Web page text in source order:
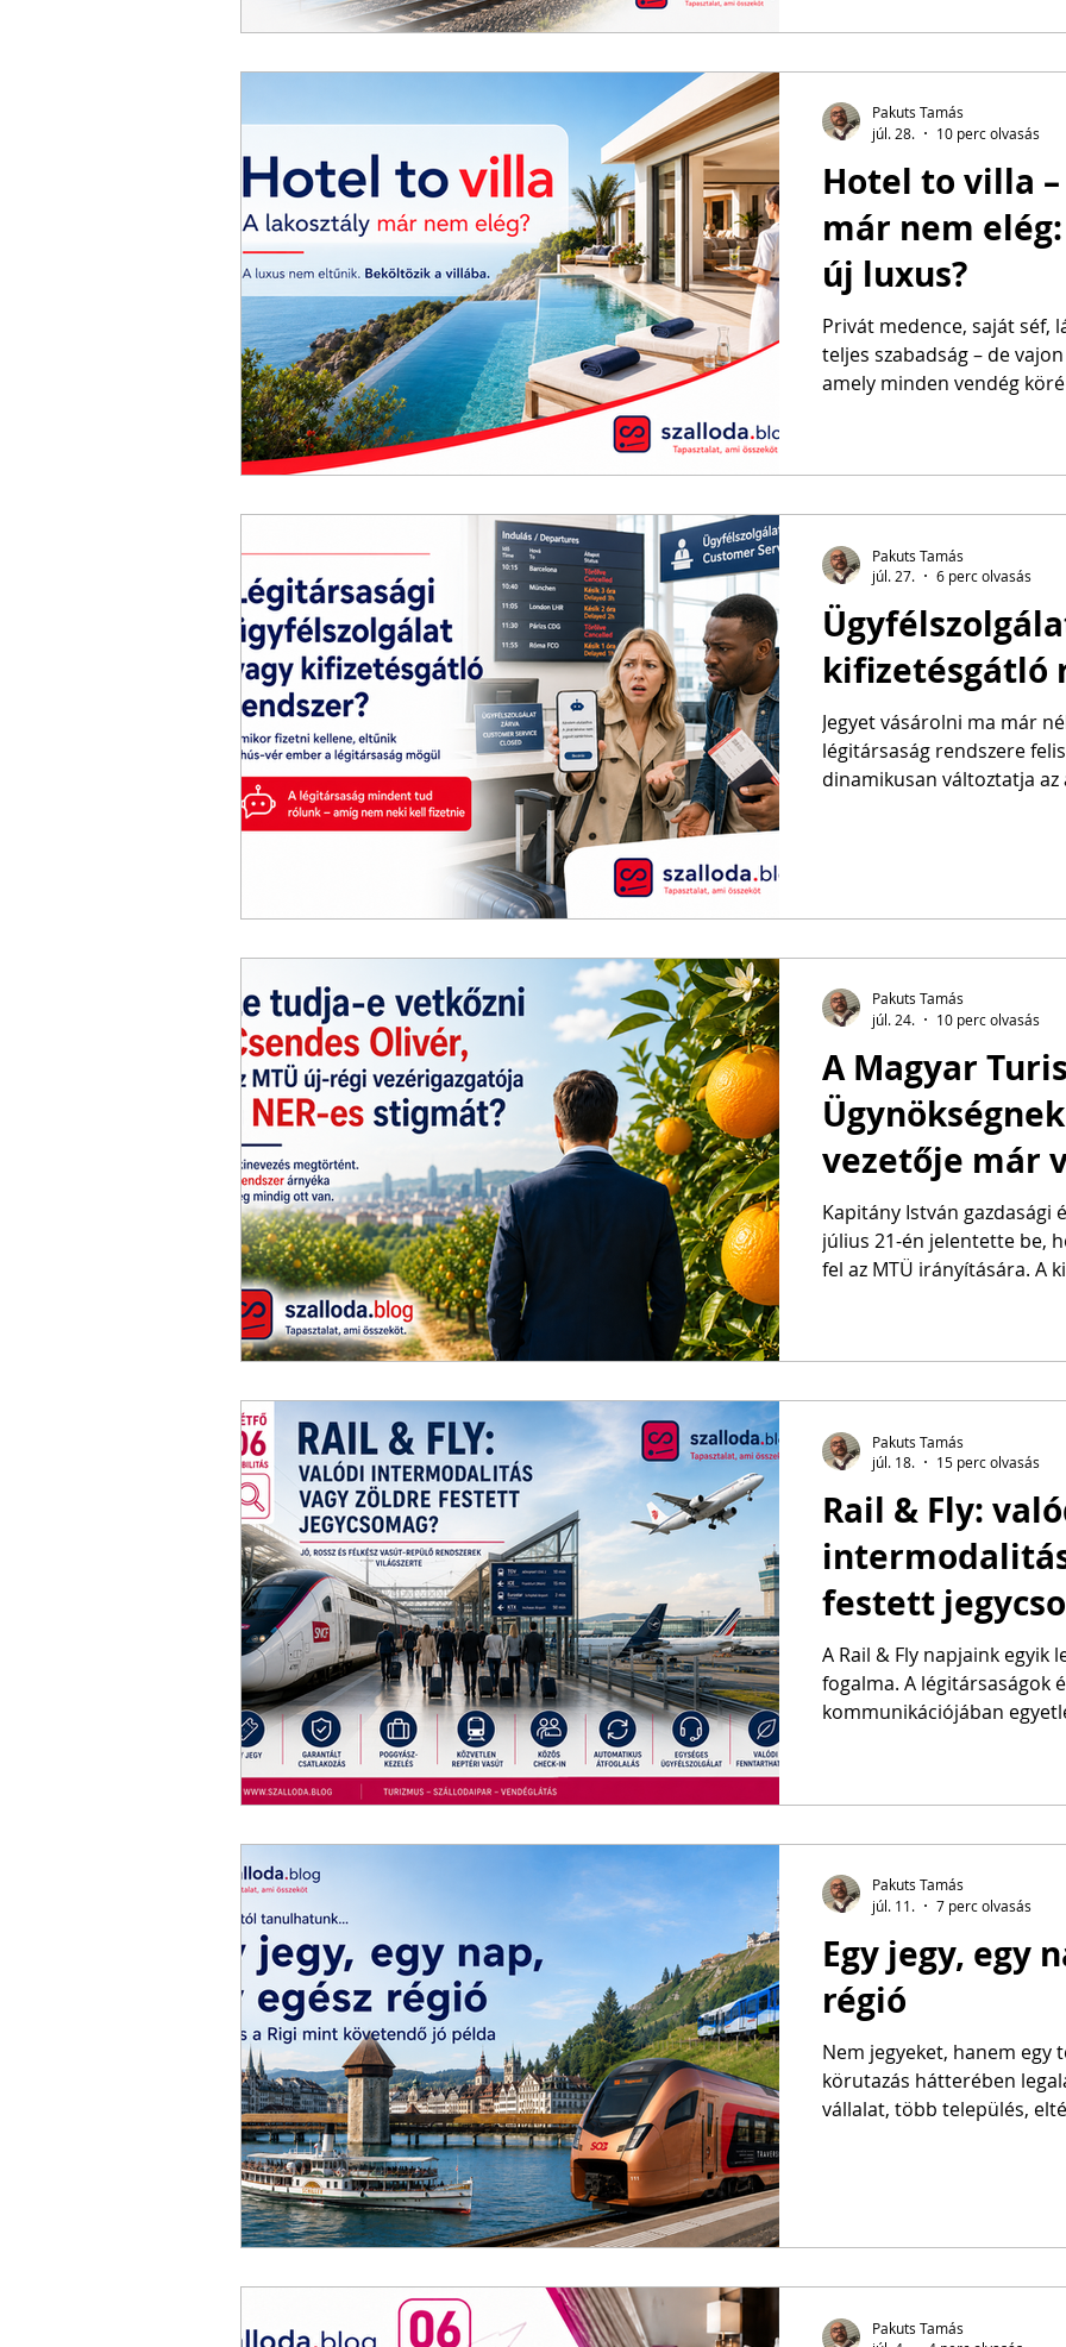
Hotel to villa
már nem
új luxus?
Privát medence, saját séf,
teljes szabadság – de
amely minden vendég
Pakuts Tamás
júl. 28.
10 perc olvasás
kifizetésgátló
Jegyet vásárolni ma már
légitársaság rendszere
dinamikusan változtatja
nem térített költség miatt
Pakuts Tamás
júl. 27.
6 perc olvasás
A Magyar
vezetője már
titok még
milyen
Kapitány István gazdasági
július 21-én jelentette be,
fel az MTÜ irányítására. A
korábbi turisztikai
változtatásokat várnak
gyakorlatokat kell megszünt
Pakuts Tamás
júl. 24.
10 perc olvasás
Rail & Fly:
festett
A Rail & Fly napjaink egyik
fogalma. A légitársaságok és vasúttársaságok
kommunikációjában
végső célállomásig
Pakuts Tamás
júl. 18.
15 perc olvasás
Egy jegy, egy
régió
Nem jegyeket, hanem egy
körutazás hátterében
vállalat, több település,
majd modern vonattal
valódi
Pakuts Tamás
júl. 11.
7 perc olvasás
Pakuts Tamás